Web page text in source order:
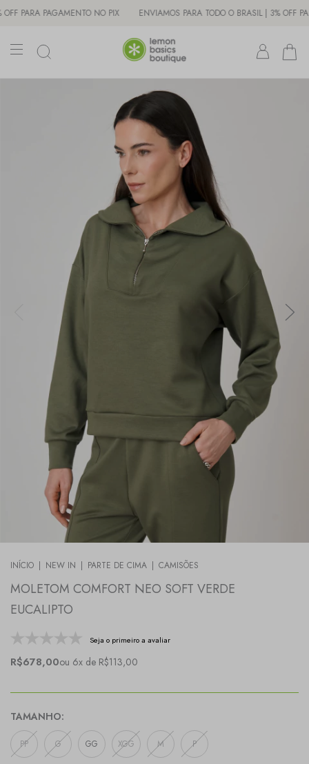
PAGAMENTO NO PIX ENVIAMOS PARA TODO O BRASIL | 3% OFF PARA
INÍCIO | NEW IN | PARTE DE CIMA | CAMISÕES
MOLETOM COMFORT NEO SOFT VERDE
EUCALIPTO
Seja o primeiro a avaliar
R$678,00ou 6x de R$113,00
TAMANHO:
PP G GG XGG M P